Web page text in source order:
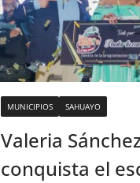
MUNICIPIOS SAHUAYO
Valeria
conquista el